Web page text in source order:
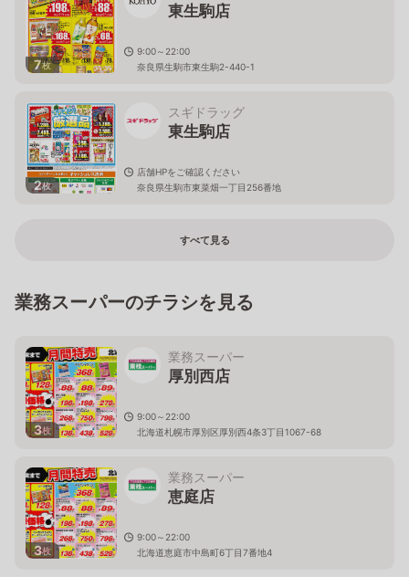
7枚
東生駒店
9:00～22:00
奈良県生駒市東生駒2-440-1
2枚
スギドラッグ
東生駒店
店舗HPをご確認ください
奈良県生駒市東菜畑一丁目256番地
すべて見る
業務スーパーのチラシを見る
3枚
業務スーパー
厚別西店
9:00～22:00
北海道札幌市厚別区厚別西4条3丁目1067-68
3枚
業務スーパー
恵庭店
9:00～22:00
北海道恵庭市中島町6丁目7番地4